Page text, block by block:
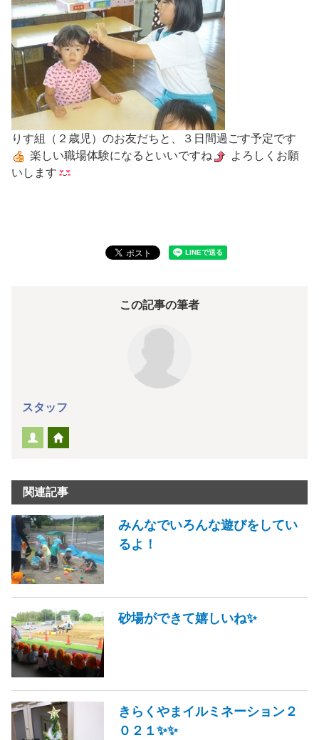
りす組（２歳児）のお友だちと、３日間過ごす予定です
楽しい職場体験になるといいですね
よろしくお願
いします
この記事の筆者
スタッフ
関連記事
みんなでいろんな遊びをしてい
るよ！
砂場ができて嬉しいね✨
きらくやまイルミネーション２
０２１✨✨